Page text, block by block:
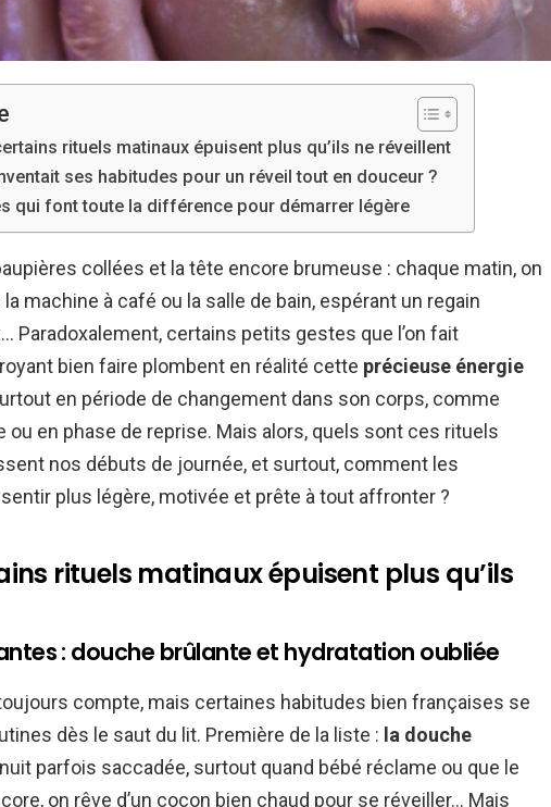
rituels matinaux épuisent plus qu’ils ne réveillent
ses habitudes pour un réveil tout en douceur ?
qui font toute la différence pour démarrer légère
collées et la tête encore brumeuse : chaque matin, on
machine à café ou la salle de bain, espérant un regain
Paradoxalement, certains petits gestes que l’on fait
bien faire plombent en réalité cette précieuse énergie
en période de changement dans son corps, comme
ou en phase de reprise. Mais alors, quels sont ces rituels
nos débuts de journée, et surtout, comment les
plus légère, motivée et prête à tout affronter ?
rituels matinaux épuisent plus qu’ils
: douche brûlante et hydratation oubliée
toujours compte, mais certaines habitudes bien françaises se
dès le saut du lit. Première de la liste : la douche
parfois saccadée, surtout quand bébé réclame ou que le
on rêve d’un cocon bien chaud pour se réveiller… Mais